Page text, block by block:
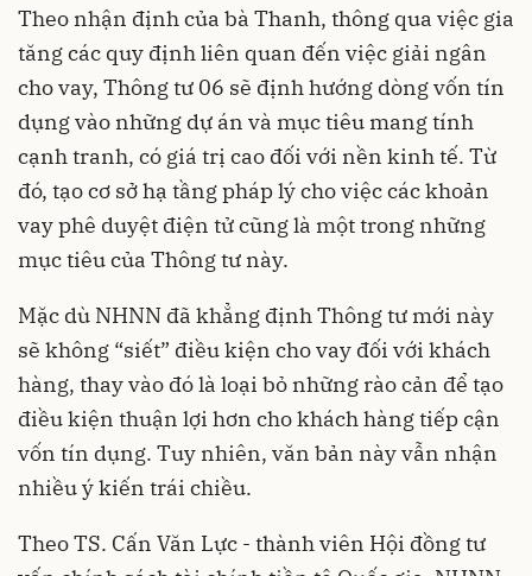
Theo nhận định của bà Thanh, thông qua việc gia
tăng các quy định liên quan đến việc giải ngân
cho vay, Thông tư 06 sẽ định hướng dòng vốn tín
dụng vào những dự án và mục tiêu mang tính
cạnh tranh, có giá trị cao đối với nền kinh tế. Từ
đó, tạo cơ sở hạ tầng pháp lý cho việc các khoản
vay phê duyệt điện tử cũng là một trong những
mục tiêu của Thông tư này.
Mặc dù NHNN đã khẳng địnhThông tư mới này
sẽ không “siết” điều kiện cho vay đối với khách
hàng, thay vào đó là loại bỏ những rào cản để tạo
điều kiện thuận lợi hơn cho khách hàng tiếp cận
vốn tín dụng. Tuy nhiên, văn bản này vẫn nhận
nhiều ý kiến trái chiều.
Theo TS. Cấn Văn Lực - thành viên Hội đồng tư